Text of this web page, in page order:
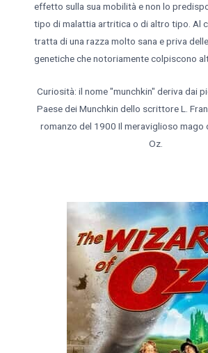
effetto sulla sua mobilità e non lo
tipo di malattia artritica o di altro tipo. Al
tratta di una razza molto sana e priva
genetiche che notoriamente colpiscono
Curiosità: il nome "munchkin" deriva dai
Paese dei Munchkin dello scrittore L.
romanzo del 1900 Il meraviglioso mago
Oz.